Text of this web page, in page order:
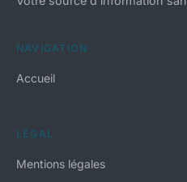
NAVIGATION
Accueil
LÉGAL
Mentions légales